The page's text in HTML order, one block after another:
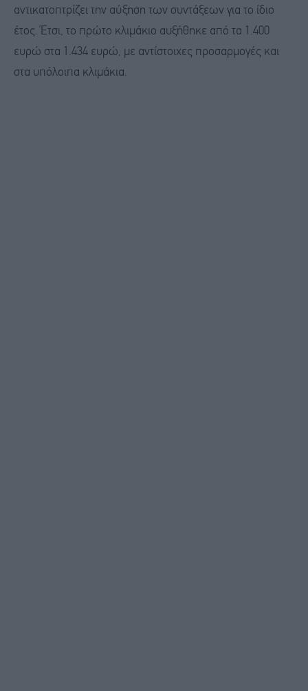
αντικατοπτρίζει την αύξηση των συντάξεων για το ίδιο
έτος. Έτσι, το πρώτο κλιμάκιο αυξήθηκε από τα 1.400
ευρώ στα 1.434 ευρώ, με αντίστοιχες προσαρμογές και
στα υπόλοιπα κλιμάκια.